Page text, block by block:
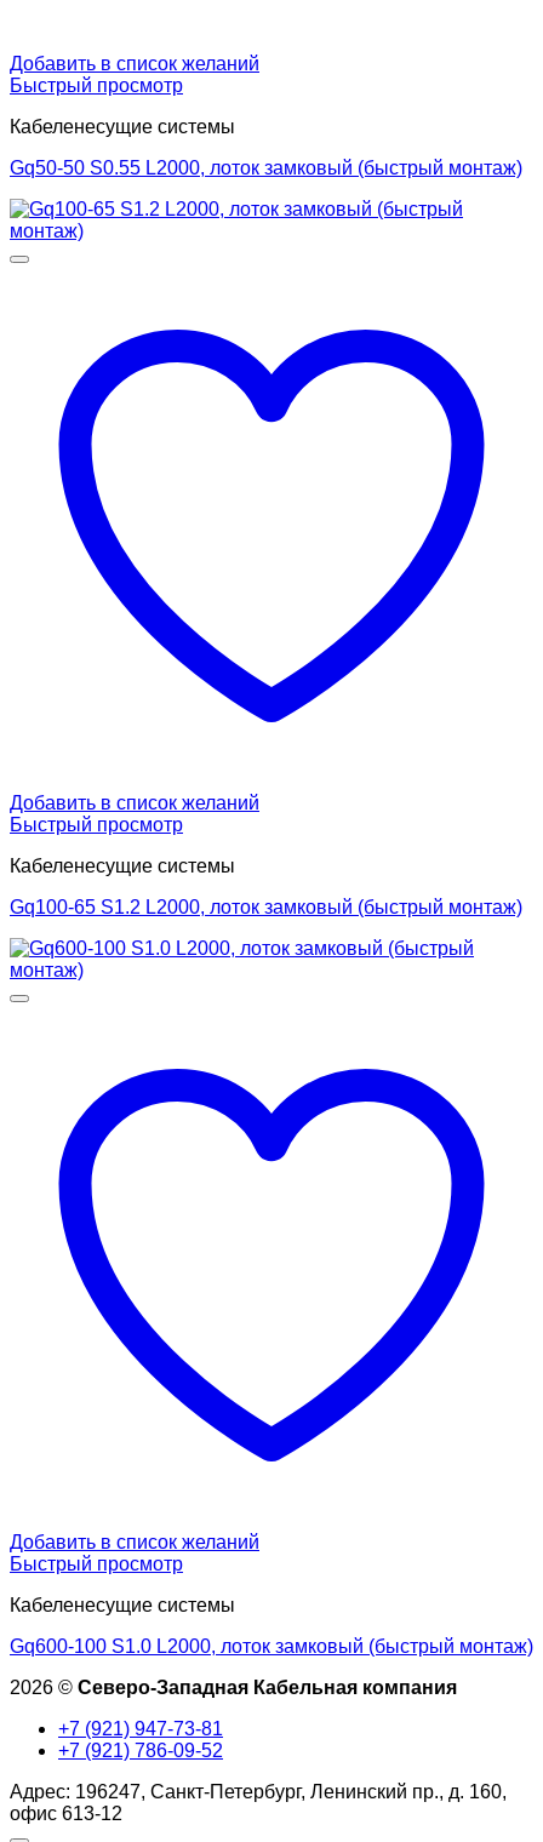
Добавить в список желаний
Быстрый просмотр
Кабеленесущие системы
Gq50-50 S0.55 L2000, лоток замковый (быстрый монтаж)
Добавить в список желаний
Быстрый просмотр
Кабеленесущие системы
Gq100-65 S1.2 L2000, лоток замковый (быстрый монтаж)
Добавить в список желаний
Быстрый просмотр
Кабеленесущие системы
Gq600-100 S1.0 L2000, лоток замковый (быстрый монтаж)
2026 © Северо-Западная Кабельная компания
+7 (921) 947-73-81
+7 (921) 786-09-52
Адрес: 196247, Санкт-Петербург, Ленинский пр., д. 160,
офис 613-12